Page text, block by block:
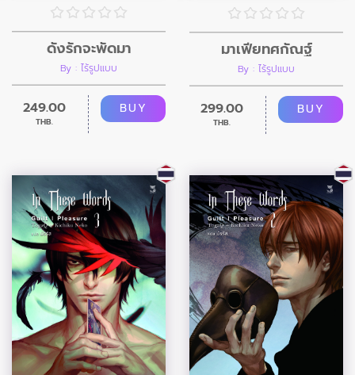
ดั่งรักจะพัดมา
By : ไร้รูปแบบ
249.00
THB.
BUY
มาเฟียทศกัณฐ์
By : ไร้รูปแบบ
299.00
THB.
BUY